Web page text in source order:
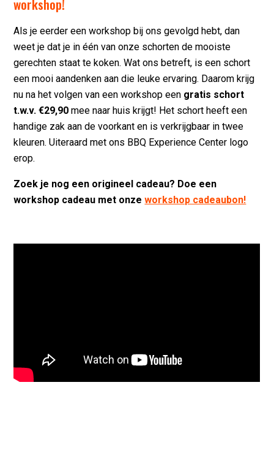
workshop!
Als je eerder een workshop bij ons gevolgd hebt, dan
weet je dat je in één van onze schorten de mooiste
gerechten staat te koken. Wat ons betreft, is een schort
een mooi aandenken aan die leuke ervaring. Daarom krijg
nu na het volgen van een workshop een gratis schort
t.w.v. €29,90 mee naar huis krijgt! Het schort heeft een
handige zak aan de voorkant en is verkrijgbaar in twee
kleuren. Uiteraard met ons BBQ Experience Center logo
erop.
Zoek je nog een origineel cadeau? Doe een
workshop cadeau met onzeworkshop cadeaubon!